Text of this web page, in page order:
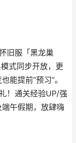
旧服「黑龙巢
式同步开放，更
能提前“预习”。
！通关经验UP/强
午假期，放肆嗨